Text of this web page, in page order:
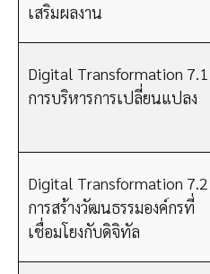
เสริมผลงาน
Digital Transformation 7.1
การบริหารการเปลี่ยนแปลง
Digital Transformation 7.2
การสร้างวัฒนธรรมองค์กรที่
เชื่อมโยงกับดิจิทัล